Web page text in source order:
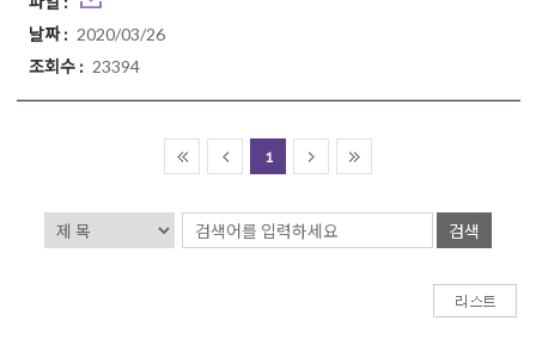
2020/03/26
23394
1
검색